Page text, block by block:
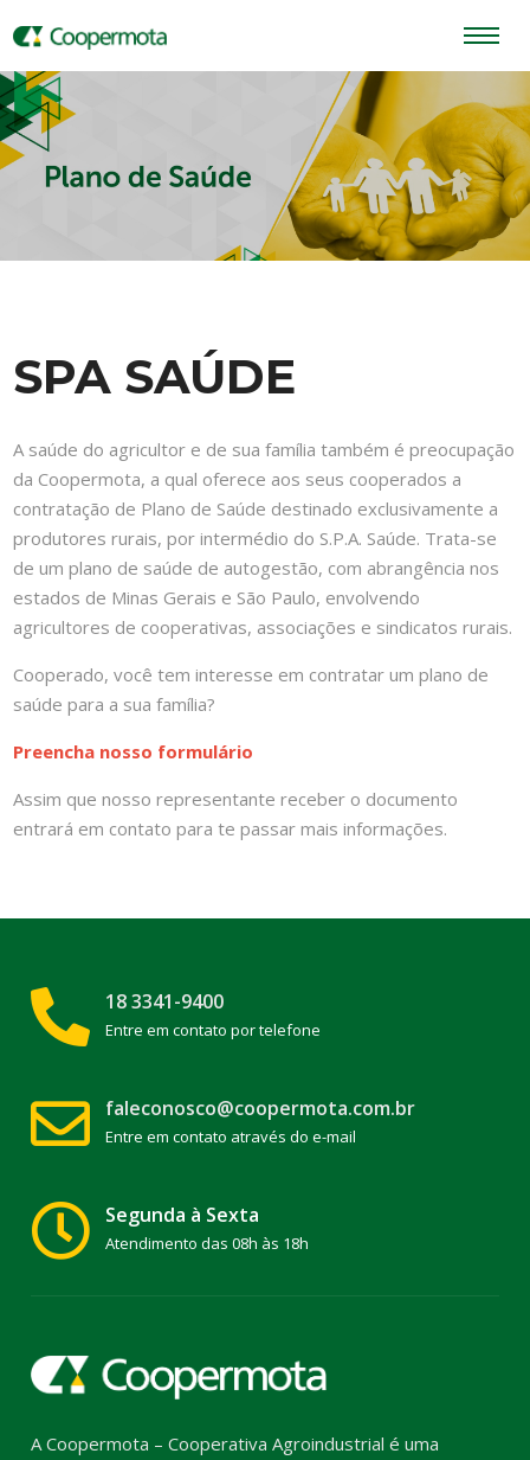
SPA SAÚDE
A saúde do agricultor e de sua família também é preocupação
da Coopermota, a qual oferece aos seus cooperados a
contratação de Plano de Saúde destinado exclusivamente a
produtores rurais, por intermédio do S.P.A. Saúde. Trata-se
de um plano de saúde de autogestão, com abrangência nos
estados de Minas Gerais e São Paulo, envolvendo
agricultores de cooperativas, associações e sindicatos rurais.
Cooperado, você tem interesse em contratar um plano de
saúde para a sua família?
Preencha nosso formulário
Assim que nosso representante receber o documento
entrará em contato para te passar mais informações.
18 3341-9400
Entre em contato por telefone
faleconosco@coopermota.com.br
Entre em contato através do e-mail
Segunda à Sexta
Atendimento das 08h às 18h
A Coopermota – Cooperativa Agroindustrial é uma